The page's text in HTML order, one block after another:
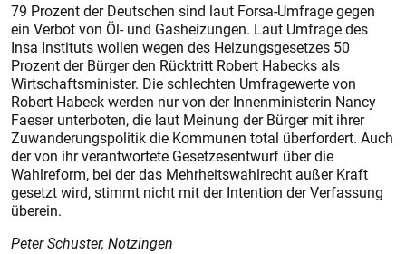
79 Prozent der Deutschen sind laut Forsa-Umfrage gegen
ein Verbot von Öl- und Gasheizungen. Laut Umfrage des
Insa Instituts wollen wegen des Heizungsgesetzes 50
Prozent der Bürger den Rücktritt Robert Habecks als
Wirtschaftsminister. Die schlechten Umfragewerte von
Robert Habeck werden nur von der Innenministerin Nancy
Faeser unterboten, die laut Meinung der Bürger mit ihrer
Zuwanderungspolitik die Kommunen total überfordert. Auch
der von ihr verantwortete Gesetzesentwurf über die
Wahlreform, bei der das Mehrheitswahlrecht außer Kraft
gesetzt wird, stimmt nicht mit der Intention der Verfassung
überein.
Peter Schuster, Notzingen